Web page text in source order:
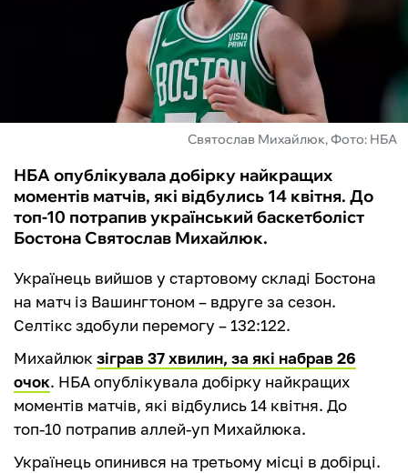
Святослав Михайлюк, Фото: НБА
НБА опублікувала добірку найкращих
моментів матчів, які відбулись 14 квітня. До
топ-10 потрапив український баскетболіст
Бостона Святослав Михайлюк.
Українець вийшов у стартовому складі Бостона
на матч із Вашингтоном – вдруге за сезон.
Селтікс здобули перемогу – 132:122.
Михайлюк зіграв 37 хвилин, за які набрав 26
очок. НБА опублікувала добірку найкращих
моментів матчів, які відбулись 14 квітня. До
топ-10 потрапив аллей-уп Михайлюка.
Українець опинився на третьому місці в добірці.